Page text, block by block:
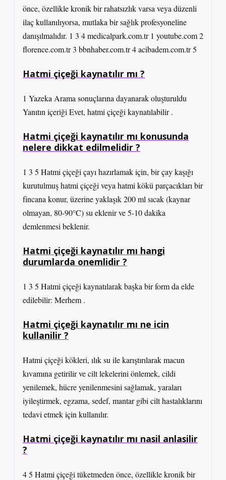
önce, özellikle kronik bir rahatsızlık varsa veya düzenli
ilaç kullanılıyorsa, mutlaka bir sağlık profesyoneline
danışılmalıdır. 1 3 4 medicalpark.com.tr 1 youtube.com 2
florence.com.tr 3 bbnhaber.com.tr 4 acibadem.com.tr 5
Hatmi çiçeği kaynatılır mı ?
1 Yazeka Arama sonuçlarına dayanarak oluşturuldu
Yanıtın içeriği Evet, hatmi çiçeği kaynatılabilir .
Hatmi çiçeği kaynatılır mı konusunda
nelere dikkat edilmelidir ?
1 3 5 Hatmi çiçeği çayı hazırlamak için, bir çay kaşığı
kurutulmuş hatmi çiçeği veya hatmi kökü parçacıkları bir
fincana konur, üzerine yaklaşık 200 ml sıcak (kaynar
olmayan, 80-90°C) su eklenir ve 5-10 dakika
demlenmesi beklenir.
Hatmi çiçeği kaynatılır mı hangi
durumlarda onemlidir ?
1 3 5 Hatmi çiçeği kaynatılarak başka bir form da elde
edilebilir: Merhem .
Hatmi çiçeği kaynatılır mı ne icin
kullanilir ?
Hatmi çiçeği kökleri, ılık su ile karıştırılarak macun
kıvamına getirilir ve cilt lekelerini önlemek, cildi
yenilemek, hücre yenilenmesini sağlamak, yaraları
iyileştirmek, egzama, sedef, mantar gibi cilt hastalıklarını
tedavi etmek için kullanılır.
Hatmi çiçeği kaynatılır mı nasil anlasilir
?
4 5 Hatmi çiçeği tüketmeden önce, özellikle kronik bir